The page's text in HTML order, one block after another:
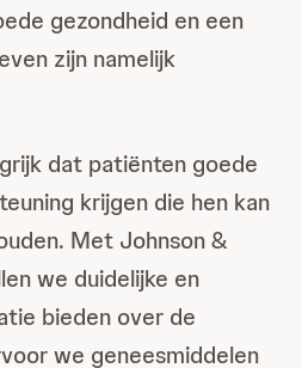
gezondheid en een
zijn namelijk
dat patiënten goede
krijgen die hen kan
Met Johnson &
we duidelijke en
bieden over de
we geneesmiddelen